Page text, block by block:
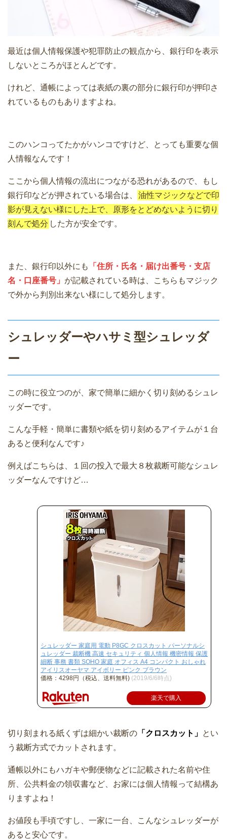
最近は個人情報保護や犯罪防止の観点から、銀行印を表示
しないところがほとんどです。
けれど、通帳によっては表紙の裏の部分に銀行印が押印さ
れているものもありますよね。
このハンコってたかがハンコですけど、とっても重要な個
人情報なんです！
ここから個人情報の流出につながる恐れがあるので、もし
銀行印などが押されている場合は、
油性マジックなどで印
影が見えない様にした上で、原形をとどめないように切り
刻んで処分 した方が安全です。
また、銀行印以外にも
「住所・氏名・届け出番号・支店
名・口座番号」 が記載されている時は、こちらもマジック
で外から判別出来ない様にして処分します。
シュレッダーやハサミ型シュレッダ
ー
この時に役立つのが、家で簡単に細かく切り刻めるシュレ
ッダーです。
こんな手軽・簡単に書類や紙を切り刻めるアイテムが１台
あると便利なんです♪
例えばこちらは、１回の投入で最大８枚裁断可能なシュレ
ッダーなんですけど…
シュレッダー 家庭用 電動 P8GC クロスカット パーソナルシ
ュレッダー 裁断機 高速 セキュリティ 個人情報 機密情報 保護
細断 事務 書類 SOHO 家庭 オフィス A4 コンパクト おしゃれ
アイリスオーヤマ アイボリー ピンク ブラウン
価格：4298円（税込、送料無料) (2019/6/6時点)
楽天で購入
切り刻まれる紙くずは細かい裁断の 「クロスカット」 とい
う裁断方式でカットされます。
通帳以外にもハガキや郵便物などに記載された名前や住
所、公共料金の領収書など、お家には個人情報って結構あ
りますよね！
お値段も手頃ですし、一家に一台、こんなシュレッダーが
あると安心です。